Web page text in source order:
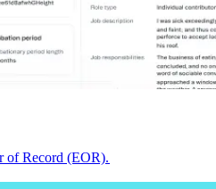
of Record (EOR).​​